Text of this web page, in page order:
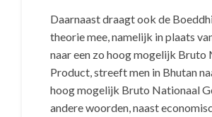
Daarnaast draagt ook de
theorie mee, namelijk in plaats
naar een zo hoog mogelijk Bruto
Product, streeft men in Bhutan
hoog mogelijk Bruto Nationaal
andere woorden, naast